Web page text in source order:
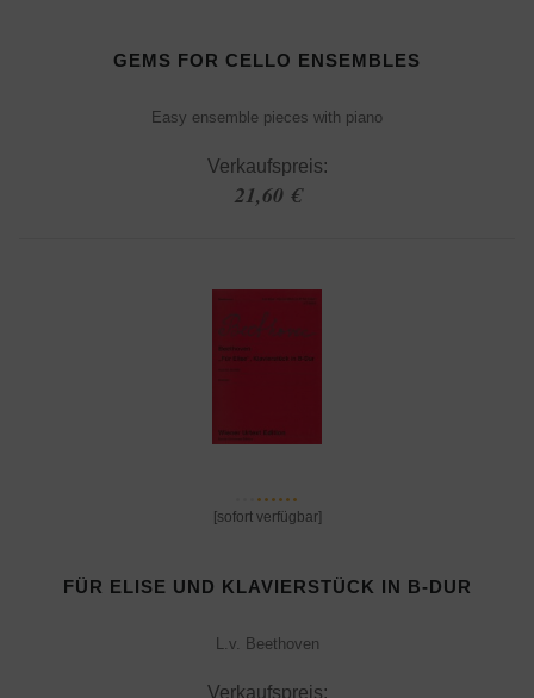
GEMS FOR CELLO ENSEMBLES
Easy ensemble pieces with piano
Verkaufspreis:
21,60 €
[sofort verfügbar]
FÜR ELISE UND KLAVIERSTÜCK IN B-DUR
L.v. Beethoven
Verkaufspreis: